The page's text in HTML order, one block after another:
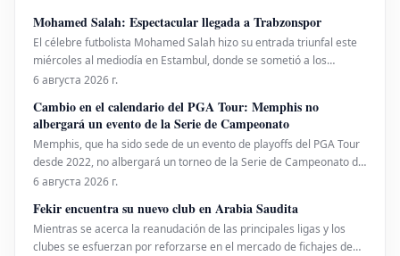
Mohamed Salah: Espectacular llegada a Trabzonspor
El célebre futbolista Mohamed Salah hizo su entrada triunfal este
miércoles al mediodía en Estambul, donde se sometió a los
exámenes médicos pertinentes para formalizar su fichaje por su
recibido por una marea de sus admiradores co
6 августа 2026 г.
Cambio en el calendario del PGA Tour: Memphis no
albergará un evento de la Serie de Campeonato
Memphis, que ha sido sede de un evento de playoffs del PGA Tour
desde 2022, no albergará un torneo de la Serie de Campeonato del
PGA Tour.
6 августа 2026 г.
Fekir encuentra su nuevo club en Arabia Saudita
Mientras se acerca la reanudación de las principales ligas y los
clubes se esfuerzan por reforzarse en el mercado de fichajes de